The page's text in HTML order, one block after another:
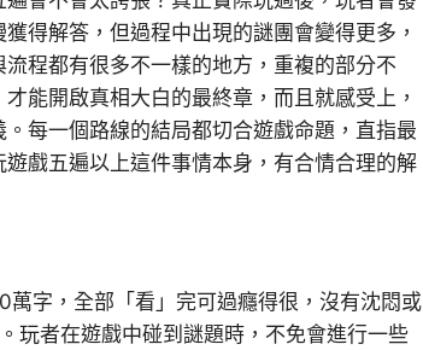
得解答，但過程中出現的謎團會變得更多，
程都有很多不一樣的地方，重複的部分不
能開啟真相大白的最終章，而且就感受上，
每一個路線的結局都切合遊戲命題，直指最
戲五遍以上這件事情本身，有合情合理的解
字，全部「看」完可過癮得很，沒有沈悶或
玩者在遊戲中碰到謎題時，不免會進行一些